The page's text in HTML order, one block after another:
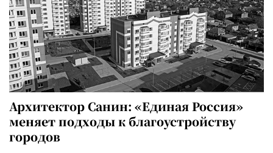
Архитектор Санин: «Единая Россия»
меняет подходы к благоустройству
городов